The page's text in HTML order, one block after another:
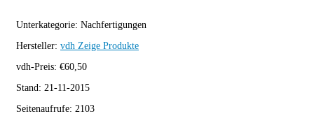
Unterkategorie: Nachfertigungen
Hersteller: vdh Zeige Produkte
vdh-Preis: €60,50
Stand: 21-11-2015
Seitenaufrufe: 2103